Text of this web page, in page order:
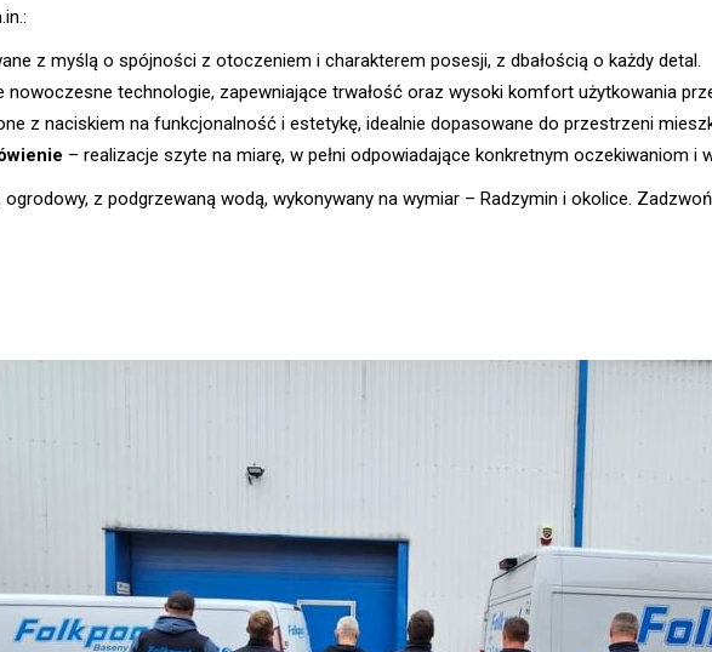
z myślą o spójności z otoczeniem i charakterem posesji, z dbałością o każdy detal.
nowoczesne technologie, zapewniające trwałość oraz wysoki komfort użytkowania
z naciskiem na funkcjonalność i estetykę, idealnie dopasowane do przestrzeni
– realizacje szyte na miarę, w pełni odpowiadające konkretnym oczekiwaniom i
z podgrzewaną wodą, wykonywany na wymiar – Radzymin i okolice.